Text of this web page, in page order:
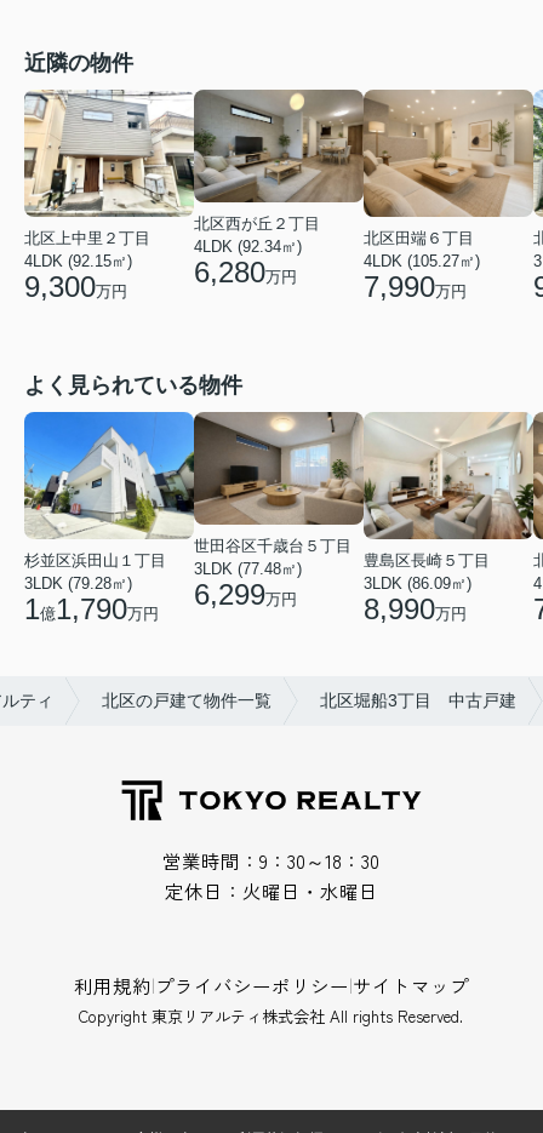
近隣の物件
北区上中里２丁目
4LDK (92.15㎡)
9,300万円
北区西が丘２丁目
4LDK (92.34㎡)
6,280万円
北区田端６丁目
4LDK (105.27㎡)
7,990万円
よく見られている物件
杉並区浜田山１丁目
3LDK (79.28㎡)
1億1,790万円
世田谷区千歳台５丁目
3LDK (77.48㎡)
6,299万円
豊島区長崎５丁目
3LDK (86.09㎡)
8,990万円
ティ 北区の戸建て物件一覧 北区堀船3丁目 中古戸建
営業時間：9：30～18：30
定休日：火曜日・水曜日
利用規約|プライバシーポリシー|サイトマップ
Copyright 東京リアルティ株式会社 All rights Reserved.